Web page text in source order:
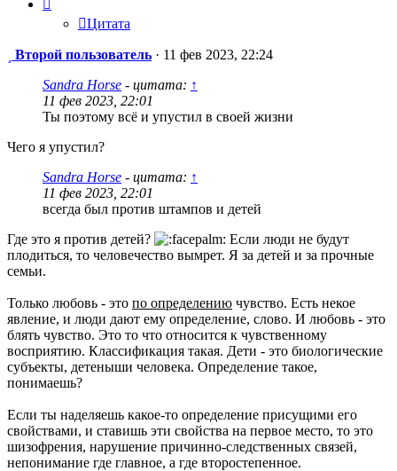
Цитата
Сообщение
Второй пользователь · 11 фев 2023, 22:24
Sandra Horse - цитата: ↑
11 фев 2023, 22:01
Ты поэтому всё и упустил в своей жизни
Чего я упустил?
Sandra Horse - цитата: ↑
11 фев 2023, 22:01
всегда был против штампов и детей
Где это я против детей?
Если люди не будут
плодиться, то человечество вымрет. Я за детей и за прочные
семьи.
Только любовь - это по определению чувство. Есть некое
явление, и люди дают ему определение, слово. И любовь - это
блять чувство. Это то что относится к чувственному
восприятию. Классификация такая. Дети - это биологические
субъекты, детеныши человека. Определение такое,
понимаешь?
Если ты наделяешь какое-то определение присущими его
свойствами, и ставишь эти свойства на первое место, то это
шизофрения, нарушение причинно-следственных связей,
непонимание где главное, а где второстепенное.